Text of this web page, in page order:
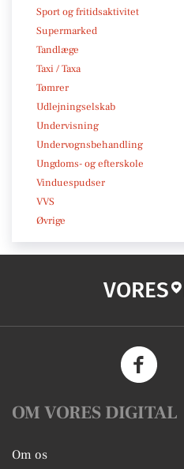
Sport og fritidsaktivitet
Supermarked
Tandlæge
Taxi / Taxa
Tømrer
Udlejningselskab
Undervisning
Undervognsbehandling
Ungdoms- og efterskole
Vinduespudser
VVS
Øvrige
VORES
OM VORES DIGITAL
Om os